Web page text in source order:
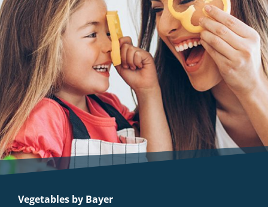
Vegetables by Bayer